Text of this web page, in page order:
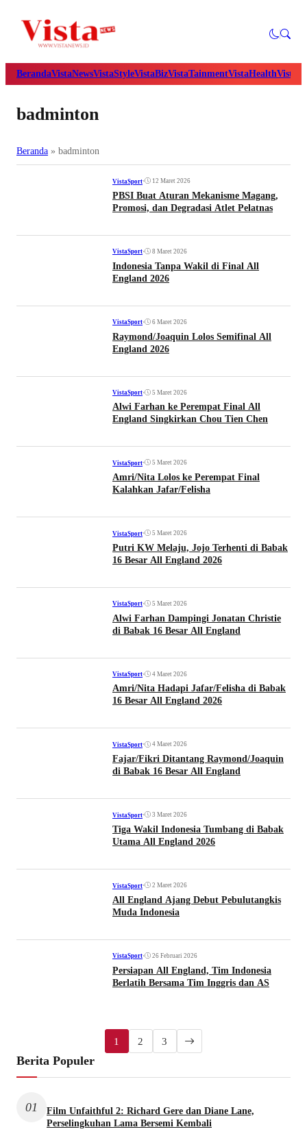
BerandaVistaNewsVistaStyleVistaBizVistaTainmentVistaHealth
badminton
Beranda » badminton
VistaSport• 12 Maret 2026
PBSI Buat Aturan Mekanisme Magang,
Promosi, dan Degradasi Atlet Pelatnas
VistaSport• 8 Maret 2026
Indonesia Tanpa Wakil di Final All
England 2026
VistaSport• 6 Maret 2026
Raymond/Joaquin Lolos Semifinal All
England 2026
VistaSport• 5 Maret 2026
Alwi Farhan ke Perempat Final All
England Singkirkan Chou Tien Chen
VistaSport• 5 Maret 2026
Amri/Nita Lolos ke Perempat Final
Kalahkan Jafar/Felisha
VistaSport• 5 Maret 2026
Putri KW Melaju, Jojo Terhenti di Babak
16 Besar All England 2026
VistaSport• 5 Maret 2026
Alwi Farhan Dampingi Jonatan Christie
di Babak 16 Besar All England
VistaSport• 4 Maret 2026
Amri/Nita Hadapi Jafar/Felisha di Babak
16 Besar All England 2026
VistaSport• 4 Maret 2026
Fajar/Fikri Ditantang Raymond/Joaquin
di Babak 16 Besar All England
VistaSport• 3 Maret 2026
Tiga Wakil Indonesia Tumbang di Babak
Utama All England 2026
VistaSport• 2 Maret 2026
All England Ajang Debut Pebulutangkis
Muda Indonesia
VistaSport• 26 Februari 2026
Persiapan All England, Tim Indonesia
Berlatih Bersama Tim Inggris dan AS
1 2 3
Berita Populer
01
Film Unfaithful 2: Richard Gere dan Diane Lane,
Perselingkuhan Lama Bersemi Kembali